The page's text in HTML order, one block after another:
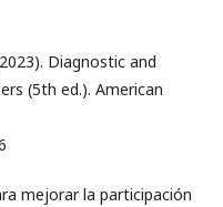
Diagnostic and
(5th ed.). American
mejorar la participación